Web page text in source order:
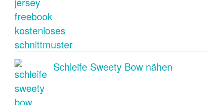
Schleife Sweety Bow nähen